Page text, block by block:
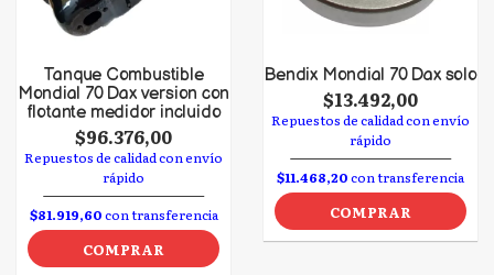
Tanque Combustible
Mondial 70 Dax version con
flotante medidor incluido
$96.376,00
Repuestos de calidad con envío
rápido
$81.919,60con transferencia
COMPRAR
Bendix Mondial 70 Dax solo
$13.492,00
Repuestos de calidad con envío
rápido
$11.468,20con transferencia
COMPRAR